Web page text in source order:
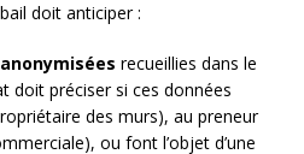
doit anticiper :
recueillies dans le
doit préciser si ces données
des murs), au preneur
ou font l’objet d’une